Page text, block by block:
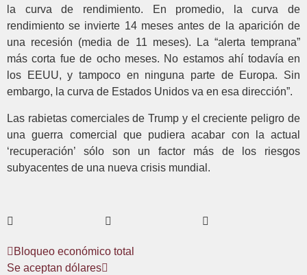
la curva de rendimiento. En promedio, la curva de
rendimiento se invierte 14 meses antes de la aparición de
una recesión (media de 11 meses). La “alerta temprana”
más corta fue de ocho meses. No estamos ahí todavía en
los EEUU, y tampoco en ninguna parte de Europa. Sin
embargo, la curva de Estados Unidos va en esa dirección”.
Las rabietas comerciales de Trump y el creciente peligro de
una guerra comercial que pudiera acabar con la actual
‘recuperación’ sólo son un factor más de los riesgos
subyacentes de una nueva crisis mundial.
Bloqueo económico total
Se aceptan dólares